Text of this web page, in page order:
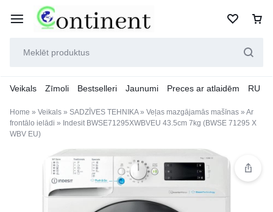
Veikals Zīmoli Bestselleri Jaunumi Preces ar atlaidēm RU
Home » Veikals » SADZĪVES TEHNIKA» Veļas mazgājamās mašīnas » Ar
frontālo ielādi » Indesit BWSE71295XWBVEU 43.5cm 7kg (BWSE 71295 X
WBV EU)